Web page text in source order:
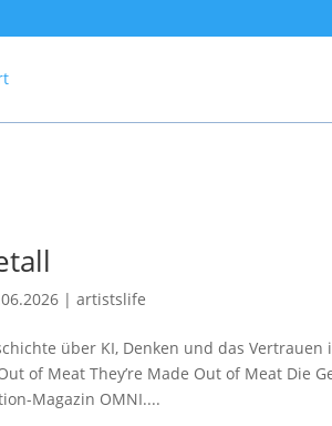
|artistslife
über KI, Denken und das
of Meat They’re Made Out of Meat Die
Magazin OMNI....